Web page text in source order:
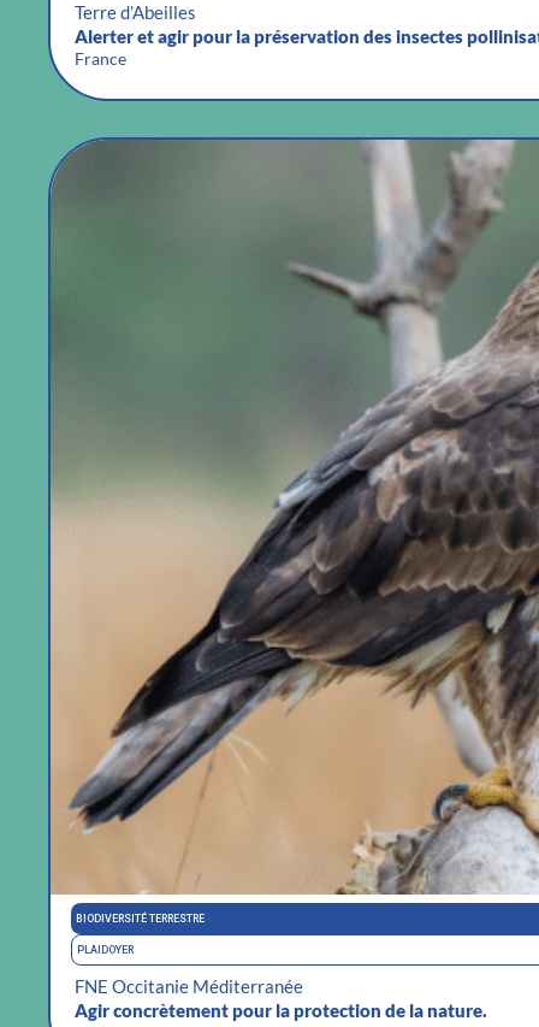
Terre d’Abeilles
Alerter et agir pour la préservation des insectes
France
BIODIVERSITÉ TERRESTRE
PLAIDOYER
FNE Occitanie Méditerranée
Agir concrètement pour la protection de la nature.